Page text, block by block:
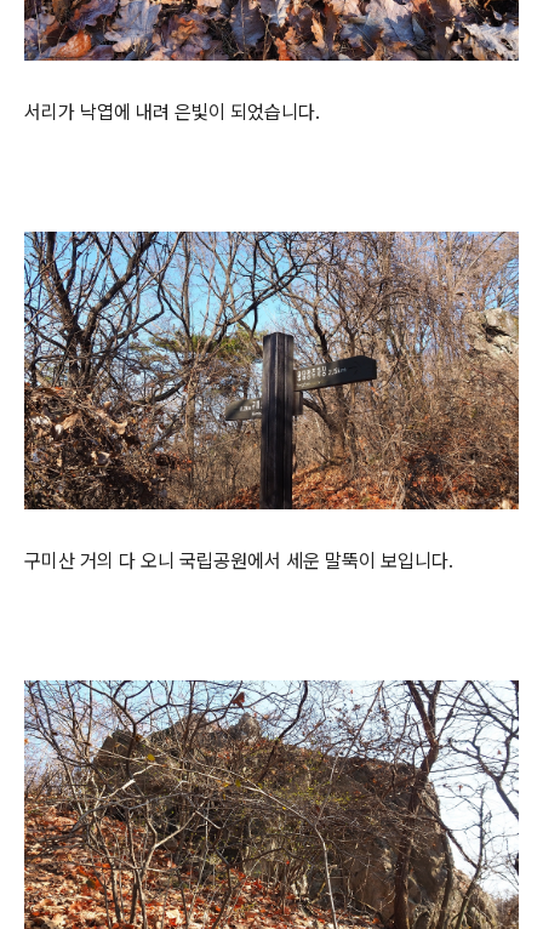
서리가 낙엽에 내려 은빛이 되었습니다.
구미산 거의 다 오니 국립공원에서 세운 말뚝이 보입니다.